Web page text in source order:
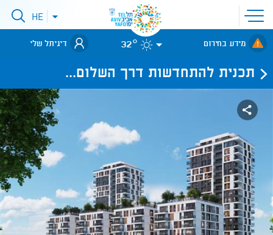
פתיחת
תפריט
אתר
לאתר עיריית
תל-אביב
פתיחתHE
מידע בחירום 32° דיגיתל שלי
תכנית להתחדשות דרך השלום...